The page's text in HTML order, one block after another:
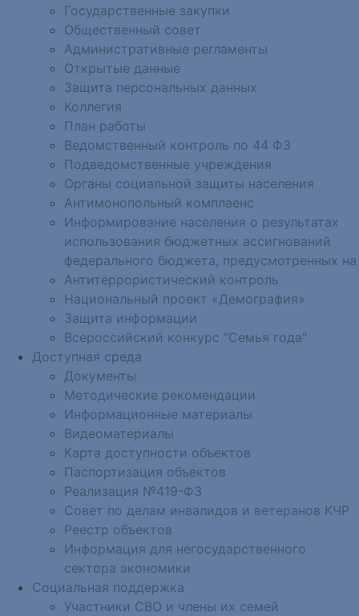
Государственные закупки
Общественный совет
Административные регламенты
Открытые данные
Защита персональных данных
Коллегия
План работы
Ведомственный контроль по 44 ФЗ
Подведомственные учреждения
Органы социальной защиты населения
Антимонопольный комплаенс
Информирование населения о результатах
использования бюджетных ассигнований
федерального бюджета, предусмотренных на
Антитеррористический контроль
Национальный проект «Демография»
Защита информации
Всероссийский конкурс "Семья года"
Доступная среда
Документы
Методические рекомендации
Информационные материалы
Видеоматериалы
Карта доступности объектов
Паспортизация объектов
Реализация №419-ФЗ
Совет по делам инвалидов и ветеранов КЧР
Реестр объектов
Информация для негосударственного
сектора экономики
Социальная поддержка
Участники СВО и члены их семей